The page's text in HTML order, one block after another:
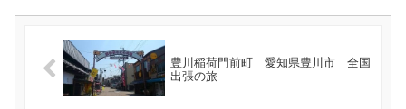
豊川稲荷門前町 愛知県豊川市 全国
出張の旅